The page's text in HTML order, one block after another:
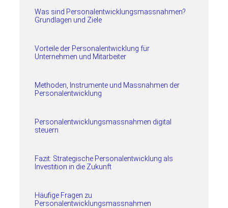
Was sind Personalentwicklungsmassnahmen?
Grundlagen und Ziele
Vorteile der Personalentwicklung für
Unternehmen und Mitarbeiter
Methoden, Instrumente und Massnahmen der
Personalentwicklung
Personalentwicklungsmassnahmen digital
steuern
Fazit: Strategische Personalentwicklung als
Investition in die Zukunft
Häufige Fragen zu
Personalentwicklungsmassnahmen